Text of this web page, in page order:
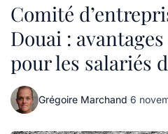
Comité
Douai :
pour les salariés
Grégoire Marchand·6